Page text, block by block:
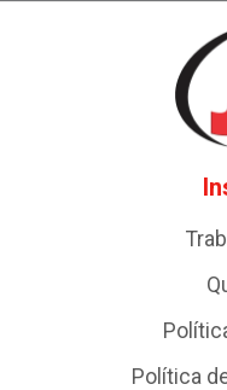
Política